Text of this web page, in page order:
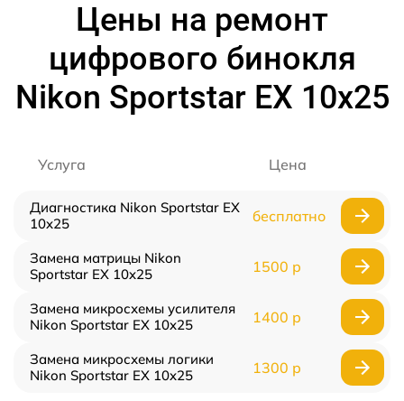
Цены на ремонт
цифрового бинокля
Nikon Sportstar EX 10x25
Услуга Цена
Диагностика Nikon Sportstar EX
10x25
бесплатно
Замена матрицы Nikon
Sportstar EX 10x25
1500 р
Замена микросхемы усилителя
Nikon Sportstar EX 10x25
1400 р
Замена микросхемы логики
Nikon Sportstar EX 10x25
1300 р